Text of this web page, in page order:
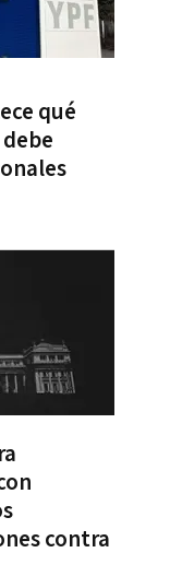
qué
contra